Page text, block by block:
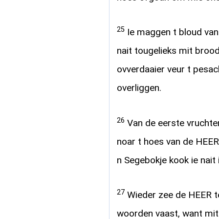
25 Ie maggen t bloud
nait tougelieks mit
ovverdaaier veur t
overliggen.
26 Van de eerste
noar t hoes van de
n Segebokje kook ie nait
27 Wieder zee de HEER
woorden vaast, want